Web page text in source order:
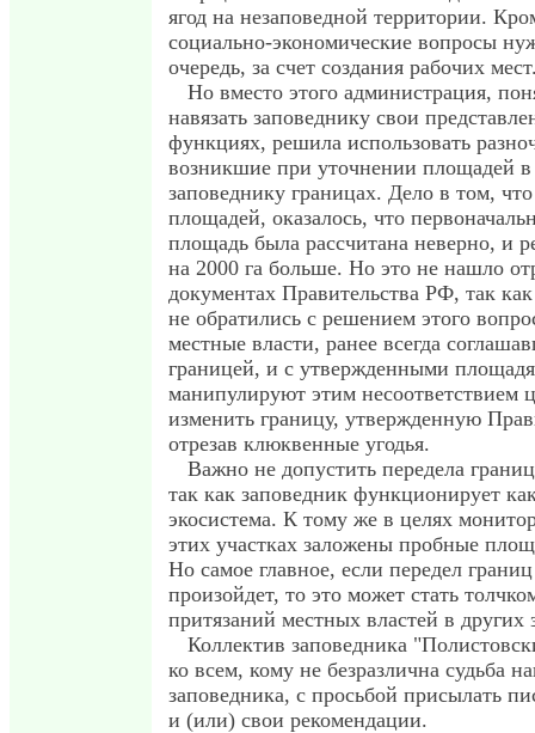
ягод на незаповедной территории.
социально-экономические вопросы
очередь, за счет создания рабочих
Но вместо этого администрация,
навязать заповеднику свои
функциях, решила использовать
возникшие при уточнении площадей
заповеднику границах. Дело в том,
площадей, оказалось, что
площадь была рассчитана неверно, и
на 2000 га больше. Но это не нашло
документах Правительства РФ, так
не обратились с решением этого
местные власти, ранее всегда
границей, и с утвержденными
манипулируют этим несоответствием
изменить границу, утвержденную
отрезав клюквенные угодья.
Важно не допустить передела
так как заповедник функционирует
экосистема. К тому же в целях
этих участках заложены пробные
Но самое главное, если передел
произойдет, то это может стать
притязаний местных властей в других
Коллектив заповедника
ко всем, кому не безразлична судьба
заповедника, с просьбой присылать
и (или) свои рекомендации.